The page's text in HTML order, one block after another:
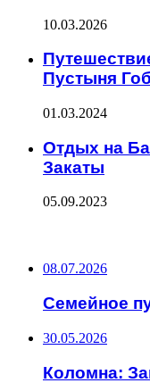
10.03.2026
Пустыня
01.03.2024
Отдых на
Закаты
05.09.2023
08.07.2026
Семейное
30.05.2026
Коломна: